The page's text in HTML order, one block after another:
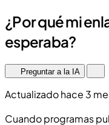
¿Por qué mi
esperaba?
Preguntar a la IA
Actualizado hace 3
Cuando programas